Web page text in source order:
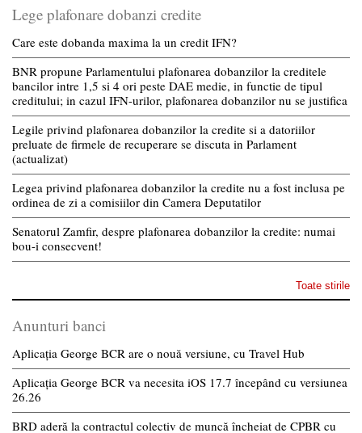
Lege plafonare dobanzi credite
Care este dobanda maxima la un credit IFN?
BNR propune Parlamentului plafonarea dobanzilor la creditele
bancilor intre 1,5 si 4 ori peste DAE medie, in functie de tipul
creditului; in cazul IFN-urilor, plafonarea dobanzilor nu se justifica
Legile privind plafonarea dobanzilor la credite si a datoriilor
preluate de firmele de recuperare se discuta in Parlament
(actualizat)
Legea privind plafonarea dobanzilor la credite nu a fost inclusa pe
ordinea de zi a comisiilor din Camera Deputatilor
Senatorul Zamfir, despre plafonarea dobanzilor la credite: numai
bou-i consecvent!
Toate stirile
Anunturi banci
Aplicația George BCR are o nouă versiune, cu Travel Hub
Aplicația George BCR va necesita iOS 17.7 începând cu versiunea
26.26
BRD aderă la contractul colectiv de muncă încheiat de CPBR cu